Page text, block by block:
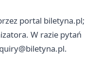
portal biletyna.pl;
W razie pytań
.